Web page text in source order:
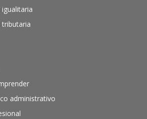
tributaria
administrativo